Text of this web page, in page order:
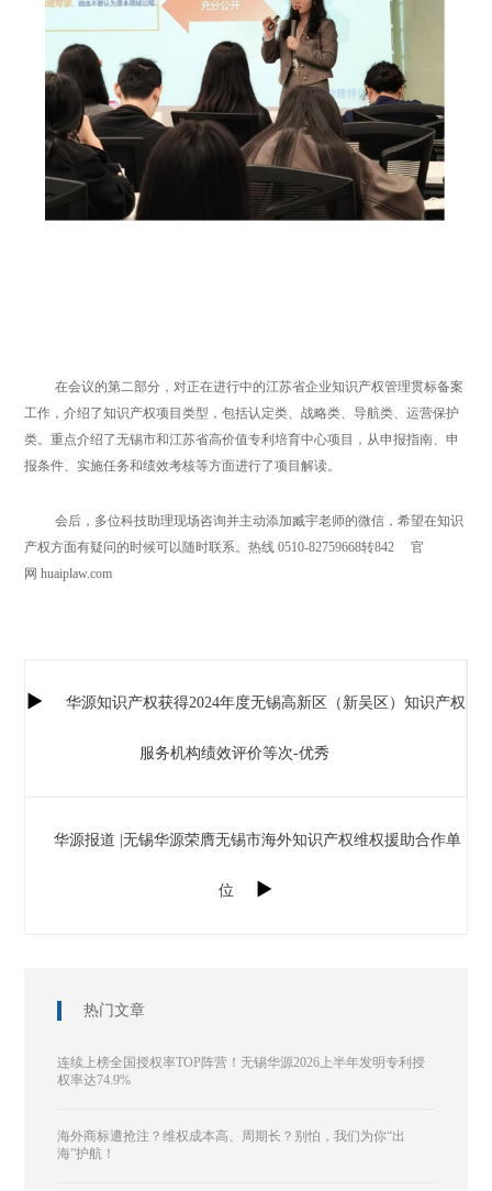
在会议的第二部分，对正在进行中的江苏省企业知识产权管理贯标备案
工作，介绍了知识产权项目类型，包括认定类、战略类、导航类、运营保护
类。重点介绍了无锡市和江苏省高价值专利培育中心项目，从申报指南、申
报条件、实施任务和绩效考核等方面进行了项目解读。
会后，多位科技助理现场咨询并主动添加臧宇老师的微信，希望在知识
产权方面有疑问的时候可以随时联系。热线 0510-82759668转842 官
网 huaiplaw.com
 华源知识产权获得2024年度无锡高新区（新吴区）知识产权
服务机构绩效评价等次-优秀
华源报道 |无锡华源荣膺无锡市海外知识产权维权援助合作单
位 
热门文章
连续上榜全国授权率TOP阵营！无锡华源2026上半年发明专利授
权率达74.9%
海外商标遭抢注？维权成本高、周期长？别怕，我们为你“出
海”护航！